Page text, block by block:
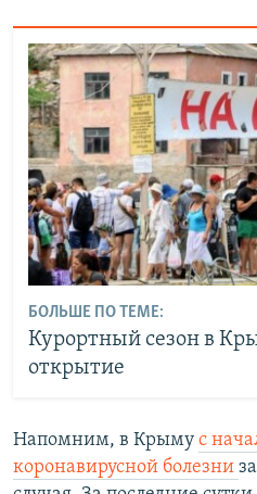
БОЛЬШЕ ПО ТЕМЕ:
Курортный сезон в
открытие
Напомним, в Крыму с
коронавирусной болезни